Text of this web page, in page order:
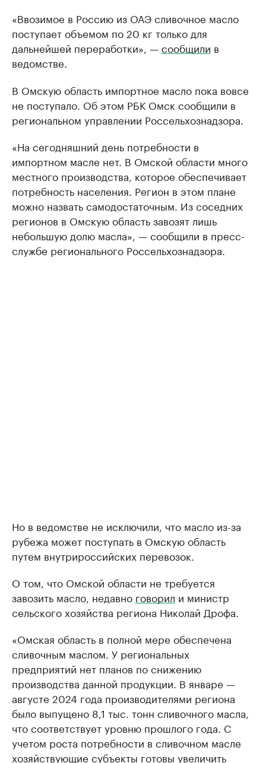
«Ввозимое в Россию из ОАЭ сливочное масло
поступает объемом по 20 кг только для
дальнейшей переработки», —сообщили в
ведомстве.
В Омскую область импортное масло пока вовсе
не поступало. Об этом РБК Омск сообщили в
региональном управлении Россельхознадзора.
«На сегодняшний день потребности в
импортном масле нет. В Омской области много
местного производства, которое обеспечивает
потребность населения. Регион в этом плане
можно назвать самодостаточным. Из соседних
регионов в Омскую область завозят лишь
небольшую долю масла», — сообщили в пресс-
службе регионального Россельхознадзора.
Но в ведомстве не исключили, что масло из-за
рубежа может поступать в Омскую область
путем внутрироссийских перевозок.
О том, что Омской области не требуется
завозить масло, недавно говорил и министр
сельского хозяйства региона Николай Дрофа.
«Омская область в полной мере обеспечена
сливочным маслом. У региональных
предприятий нет планов по снижению
производства данной продукции. В январе —
августе 2024 года производителями региона
было выпущено 8,1 тыс. тонн сливочного масла,
что соответствует уровню прошлого года. С
учетом роста потребности в сливочном масле
хозяйствующие субъекты готовы увеличить